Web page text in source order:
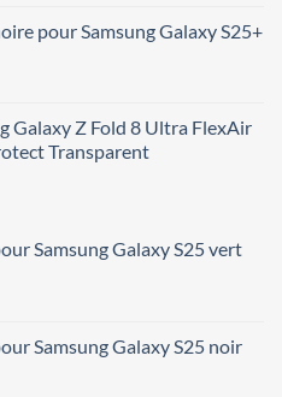
actuelpour Samsung Galaxy S25+
Galaxy Z Fold 8 Ultra FlexAir
Transparent
Samsung Galaxy S25 vert
Samsung Galaxy S25 noir